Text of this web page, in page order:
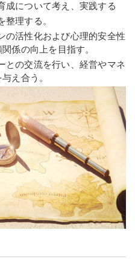
成について考え、実践する
理する。
の活性化および心理的安全性
係の向上を目指す。
との交流を行い、経営やマネ
え合う。